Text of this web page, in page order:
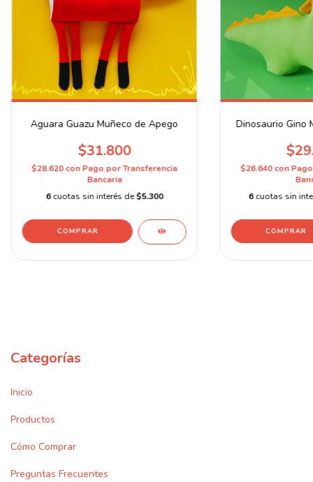
Aguara Guazu Muñeco de Apego
$31.800
$28.620conPago por Transferencia
Bancaria
6 cuotas sin interés de$5.300
Dinosaurio Gino
$26.640con
6 cuotas sin
Categorías
Inicio
Productos
Cómo Comprar
Preguntas Frecuentes